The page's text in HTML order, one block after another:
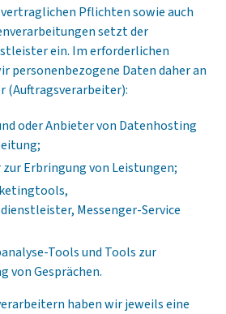
Pflichten sowie auch
setzt der
ein. Im erforderlichen
personenbezogene Daten daher an
(Auftragsverarbeiter):
oder Anbieter von Datenhosting
Erbringung von Leistungen;
Messenger-Service
Tools und Tools zur
von Gesprächen.
haben wir jeweils eine